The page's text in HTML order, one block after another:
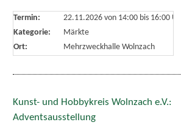
Termin: 22.11.2026 von 14:00bis 16:00 Uhr
Kategorie:
Märkte
Ort:
Mehrzweckhalle Wolnzach
Kunst- und Hobbykreis Wolnzach e.V.:
Adventsausstellung